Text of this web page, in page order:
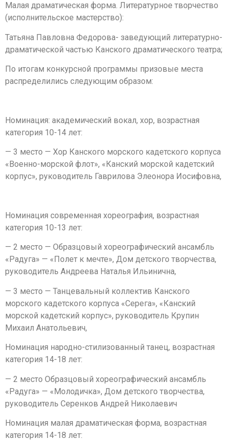
Малая драматическая форма. Литературное творчество
(исполнительское мастерство):
Татьяна Павловна Федорова- заведующий литературно-
драматической частью Канского драматического театра;
По итогам конкурсной программы призовые места
распределились следующим образом:
Номинация: академический вокал, хор, возрастная
категория 10-14 лет:
— 3 место — Хор Канского морского кадетского корпуса
«Военно-морской флот», «Канский морской кадетский
корпус», руководитель Гаврилова Элеонора Иосифовна,
Номинация современная хореография, возрастная
категория 10-13 лет:
— 2 место — Образцовый хореографический ансамбль
«Радуга» — «Полет к мечте», Дом детского творчества,
руководитель Андреева Наталья Ильинична,
— 3 место — Танцевальный коллектив Канского
морского кадетского корпуса «Серега», «Канский
морской кадетский корпус», руководитель Крупин
Михаил Анатольевич,
Номинация народно-стилизованный танец, возрастная
категория 14-18 лет:
— 2 место Образцовый хореографический ансамбль
«Радуга» — «Молодичка», Дом детского творчества,
руководитель Серенков Андрей Николаевич
Номинация малая драматическая форма, возрастная
категория 14-18 лет: